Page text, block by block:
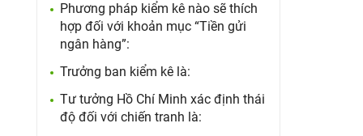
Phương pháp kiểm kê nào sẽ thích
hợp đối với khoản mục “Tiền gửi
ngân hàng”:
Trưởng ban kiểm kê là:
Tư tưởng Hồ Chí Minh xác định thái
độ đối với chiến tranh là: